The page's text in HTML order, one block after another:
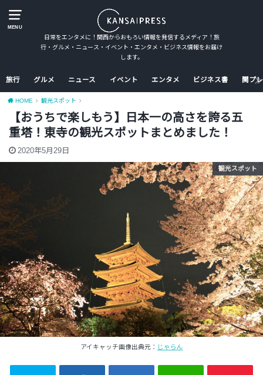
MENU
日常をエンタメに！関西からおもろい情報を発信するメディア！旅
行・グルメ・ニュース・イベント・エンタメ・ビジネス情報をお届け
します。
旅行 グルメ ニュース イベント エンタメ ビジネス書 関プ
HOME 観光スポット
【おうちで楽しもう】日本一の高さを誇る五
重塔！東寺の観光スポットまとめました！
2020年5月29日
アイキャッチ画像出典元： じゃらん
観光スポット